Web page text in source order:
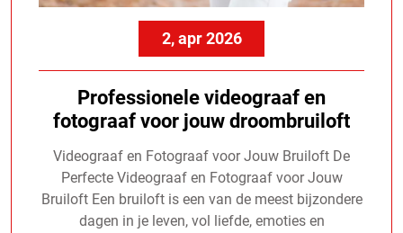
2, apr 2026
Professionele videograaf en
fotograaf voor jouw droombruiloft
Videograaf en Fotograaf voor Jouw Bruiloft De
Perfecte Videograaf en Fotograaf voor Jouw
Bruiloft Een bruiloft is een van de meest bijzondere
dagen in je leven, vol liefde, emoties en